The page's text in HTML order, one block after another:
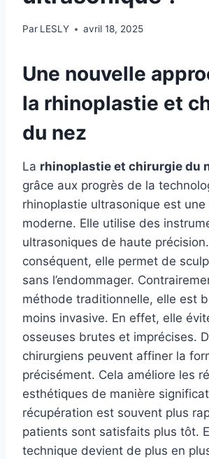
Par LESLY avril 18, 2025
Une nouvelle
la rhinoplastie et
du nez
La rhinoplastie et chirurgie du
grâce aux progrès de la
rhinoplastie ultrasonique est une
moderne. Elle utilise des
ultrasoniques de haute
conséquent, elle permet de
sans l’endommager.
méthode traditionnelle, elle est
moins invasive. En effet, elle
osseuses brutes et imprécises.
chirurgiens peuvent affiner la
précisément. Cela améliore les
esthétiques de manière
récupération est souvent plus
patients sont satisfaits plus tôt.
technique devient de plus en